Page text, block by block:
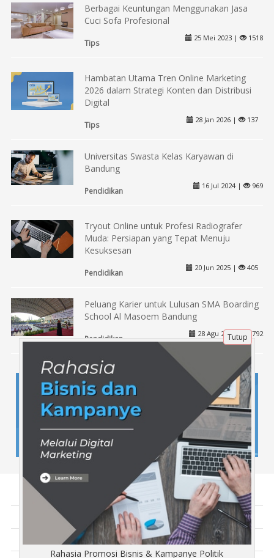
Berbagai Keuntungan Menggunakan Jasa
Cuci Sofa Profesional
Tips
25 Mei 2023 | 1518
Hambatan Utama Tren Online Marketing
2026 dalam Strategi Konten dan Distribusi
Digital
Tips
28 Jan 2026 | 137
Universitas Swasta Kelas Karyawan di
Bandung
Pendidikan
16 Jul 2024 | 969
Tryout Online untuk Profesi Radiografer
Muda: Persiapan yang Tepat Menuju
Kesuksesan
Pendidikan
20 Jun 2025 | 405
Peluang Karier untuk Lulusan SMA Boarding
School Al Masoem Bandung
Pendidikan
28 Agu 2024 | 792
Tentang Kami
Artikel
Disclaimer
Tutup
Rahasia Promosi Bisnis & Kampanye Politik